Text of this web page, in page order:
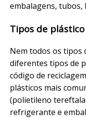
embalagens,
Tipos de
Nem todos os tipos
diferentes tipos de
código de
plásticos mais
(polietileno
refrigerante e